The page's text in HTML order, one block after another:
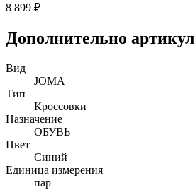
8 899 ₽
Дополнительно артикул
Вид
JOMA
Тип
Кроссовки
Назначение
ОБУВЬ
Цвет
Синий
Единица измерения
пар